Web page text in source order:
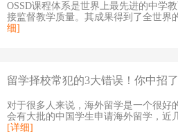
OSSD课程体系是世界上最先进的中学
接监督教学质量。其成果得到了全世界
细]
留学择校常犯的3大错误！你中招
对于很多人来说，海外留学是一个很好
会有大批的中国学生申请海外留学，近
[详细]